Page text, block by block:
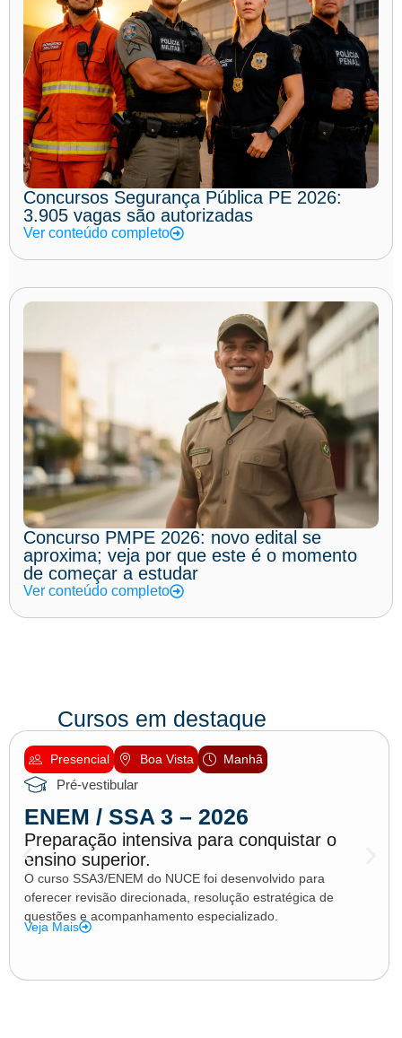
Concursos Segurança Pública PE 2026:
3.905 vagas são autorizadas
Ver conteúdo completo
Concurso PMPE 2026: novo edital se
aproxima; veja por que este é o momento
de começar a estudar
Ver conteúdo completo
Cursos em destaque
Presencial Boa Vista Manhã
Pré-vestibular
ENEM / SSA 3 – 2026
Preparação intensiva para conquistar o
ensino superior.
O curso SSA3/ENEM do NUCE foi desenvolvido para
oferecer revisão direcionada, resolução estratégica de
questões e acompanhamento especializado.
Veja Mais